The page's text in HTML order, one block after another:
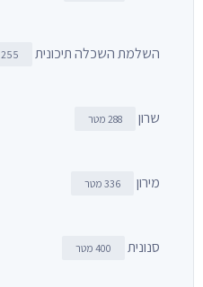
השלמת השכלה תיכונית 255 מטר
שרון 288 מטר
מירון 336 מטר
סנונית 400 מטר